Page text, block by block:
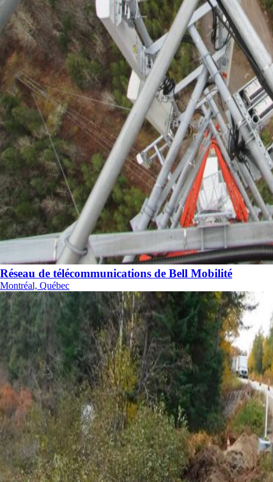
Réseau de télécommunications de Bell Mobilité
Montréal, Québec